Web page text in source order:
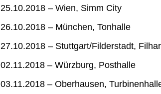
25.10.2018 – Wien, Simm City
26.10.2018 – München, Tonhalle
27.10.2018 – Stuttgart/Filderstadt,
02.11.2018 – Würzburg, Posthalle
03.11.2018 – Oberhausen,